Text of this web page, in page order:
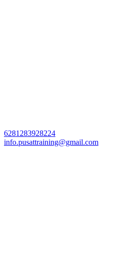
6281283928224
info.pusattraining@gmail.com